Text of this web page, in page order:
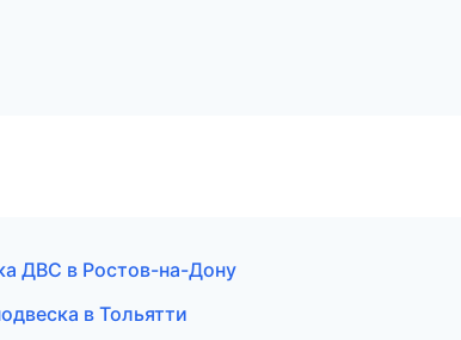
ДВС в Ростов-на-Дону
в Тольятти